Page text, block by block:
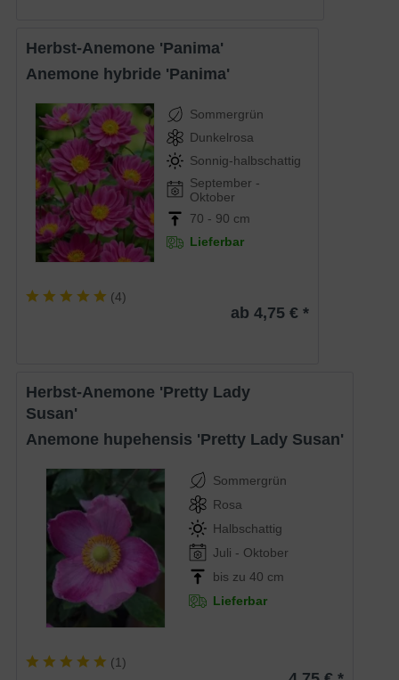
Herbst-Anemone 'Panima'
Anemone hybride 'Panima'
Sommergrün
Dunkelrosa
Sonnig-halbschattig
September -
Oktober
70 - 90 cm
Lieferbar
(4)
ab 4,75 € *
Herbst-Anemone 'Pretty Lady
Susan'
Anemone hupehensis 'Pretty Lady Susan'
Sommergrün
Rosa
Halbschattig
Juli - Oktober
bis zu 40 cm
Lieferbar
(1)